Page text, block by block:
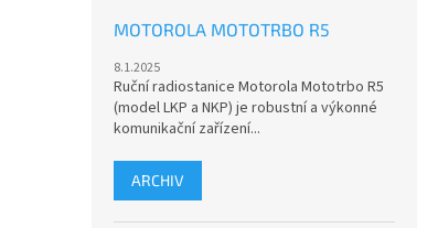
MOTOROLA MOTOTRBO R5
8.1.2025
Ruční radiostanice Motorola Mototrbo R5
(model LKP a NKP) je robustní a výkonné
komunikační zařízení...
ARCHIV